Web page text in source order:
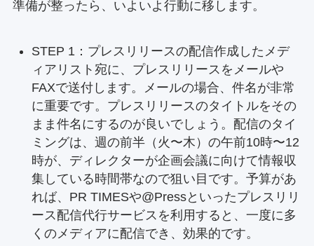
準備が整ったら、いよいよ行動に移します。
STEP 1：プレスリリースの配信作成したメデ
ィアリスト宛に、プレスリリースをメールや
FAXで送付します。メールの場合、件名が非常
に重要です。プレスリリースのタイトルをその
まま件名にするのが良いでしょう。配信のタイ
ミングは、週の前半（火〜木）の午前10時〜12
時が、ディレクターが企画会議に向けて情報収
集している時間帯なので狙い目です。予算があ
れば、PR TIMESや@Pressといったプレスリリ
ース配信代行サービスを利用すると、一度に多
くのメディアに配信でき、効果的です。